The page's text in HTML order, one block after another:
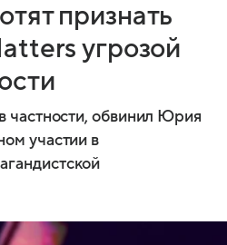
признать
угрозой
частности, обвинил Юрия
участии в